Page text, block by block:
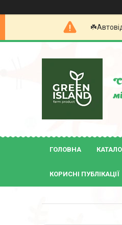
ГОЛОВНА
КОРИСНІ ПУБЛІКАЦІЇ